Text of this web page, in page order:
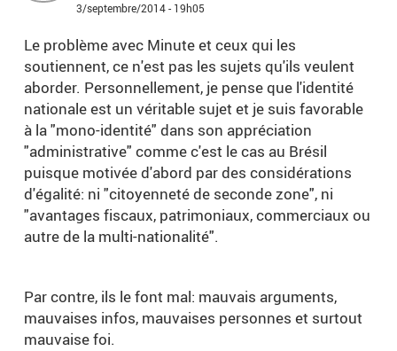
3/septembre/2014 - 19h05
Le problème avec Minute et ceux qui les
soutiennent, ce n'est pas les sujets qu'ils veulent
aborder. Personnellement, je pense que l'identité
nationale est un véritable sujet et je suis favorable
à la "mono-identité" dans son appréciation
"administrative" comme c'est le cas au Brésil
puisque motivée d'abord par des considérations
d'égalité: ni "citoyenneté de seconde zone", ni
"avantages fiscaux, patrimoniaux, commerciaux ou
autre de la multi-nationalité".
Par contre, ils le font mal: mauvais arguments,
mauvaises infos, mauvaises personnes et surtout
mauvaise foi.